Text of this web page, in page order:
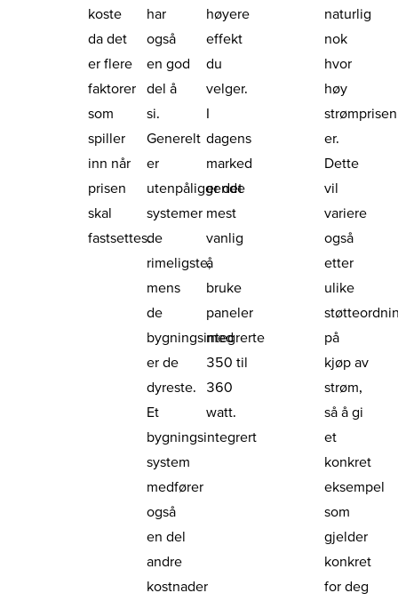
koste
da det
er flere
faktorer
som
spiller
inn når
prisen
skal
fastsettes.
har
også
en god
del å
si.
Generelt
er
utenpåliggende
systemer
de
rimeligste,
mens
de
bygningsintegrerte
er de
dyreste.
Et
bygningsintegrert
system
medfører
også
en del
andre
kostnader
høyere
effekt
du
velger.
I
dagens
marked
er det
mest
vanlig
å
bruke
paneler
med
350 til
360
watt.
naturlig
nok
hvor
høy
strømprisen
er.
Dette
vil
variere
også
etter
ulike
på
kjøp av
strøm,
så å gi
et
konkret
eksempel
som
gjelder
konkret
for deg